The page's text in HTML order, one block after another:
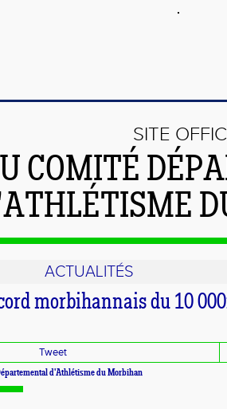
SITE
COMITÉ
ACTUALITÉS
morbihannais du 10
Tweet
d'Athlétisme du Morbihan